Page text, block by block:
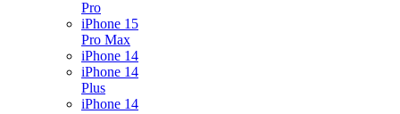
Pro
iPhone 15
Pro Max
iPhone 14
iPhone 14
Plus
iPhone 14